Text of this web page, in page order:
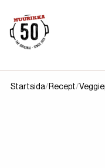
Startsida Recept